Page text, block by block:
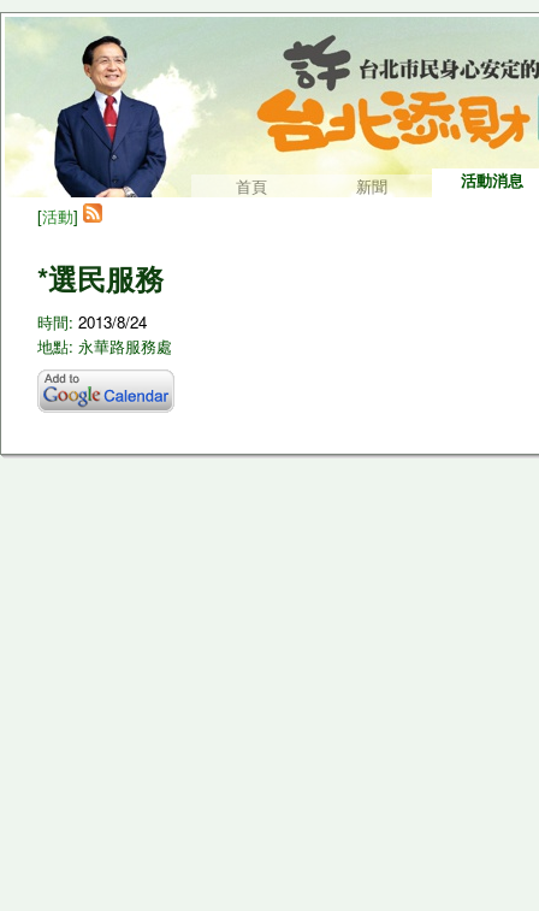
首頁 新聞 活動消息
[活動]
*選民服務
時間: 2013/8/24
地點: 永華路服務處